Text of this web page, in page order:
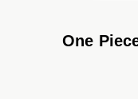
One